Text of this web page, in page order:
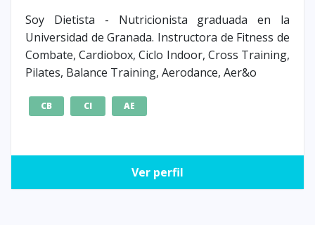
Soy Dietista - Nutricionista graduada en la
Universidad de Granada. Instructora de Fitness de
Combate, Cardiobox, Ciclo Indoor, Cross Training,
Pilates, Balance Training, Aerodance, Aer&o
CB CI AE
Ver perfil